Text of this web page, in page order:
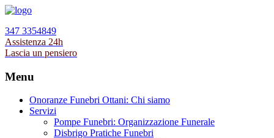
347 3354849
Assistenza 24h
Lascia un pensiero
Menu
Onoranze Funebri Ottani: Chi siamo
Servizi
Pompe Funebri: Organizzazione Funerale
Disbrigo Pratiche Funebri